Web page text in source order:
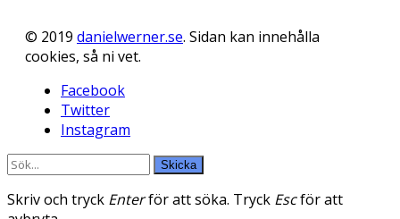
© 2019 danielwerner.se. Sidan kan innehålla
cookies, så ni vet.
Facebook
Twitter
Instagram
Skicka
Skriv och tryck Enterför att söka. Tryck Escför att